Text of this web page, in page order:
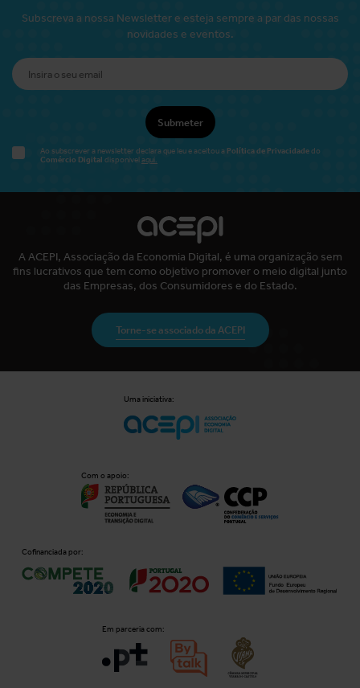
Subscreva a nossa Newsletter e esteja sempre a par das nossas
novidades e eventos.
Submeter
Ao subscrever a newsletter declara que leu e aceitou a Política de Privacidadedo
Comércio Digital disponível aqui.
A ACEPI, Associação da Economia Digital, é uma organização sem
fins lucrativos que tem como objetivo promover o meio digital junto
das Empresas, dos Consumidores e do Estado.
Torne-se associado da ACEPI
Uma iniciativa:
Com o apoio:
Cofinanciada por:
Em parceria com: